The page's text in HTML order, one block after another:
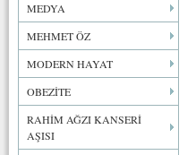
MEDYA
MEHMET ÖZ
MODERN HAYAT
OBEZİTE
RAHİM AĞZI KANSERİ
AŞISI